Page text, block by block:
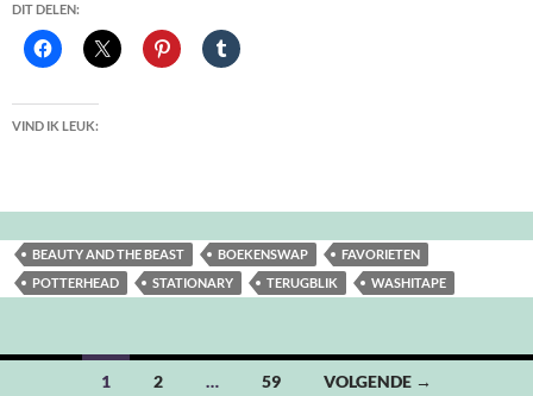
DIT DELEN:
VIND IK LEUK:
BEAUTY AND THE BEAST BOEKENSWAP
FAVORIETEN
POTTERHEAD
STATIONARY TERUGBLIK WASHITAPE
Berichten
1 2 … 59 VOLGENDE →